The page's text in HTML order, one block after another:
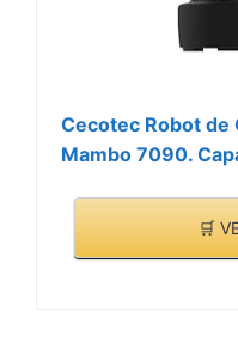
Cecotec Robot de
Mambo 7090.
🛒